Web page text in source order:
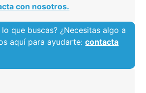
con nosotros.
que buscas? ¿Necesitas algo a
aquí para ayudarte:contacta